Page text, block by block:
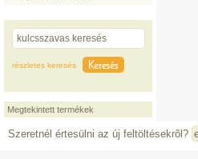
részletes keresés
Megtekintett termékek
Szeretnél értesülni az új feltöltésekrõl?